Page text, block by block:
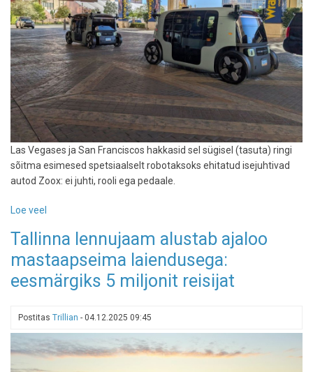
Las Vegases ja San Franciscos hakkasid sel sügisel (tasuta) ringi
sõitma esimesed spetsiaalselt robotaksoks ehitatud isejuhtivad
autod Zoox: ei juhti, rooli ega pedaale.
Loe veel
-
sõit
robotaksoga
Las
Tallinna lennujaam alustab ajaloo
mastaapseima laiendusega:
eesmärgiks 5 miljonit reisijat
Postitas Trillian - 04.12.2025 09:45